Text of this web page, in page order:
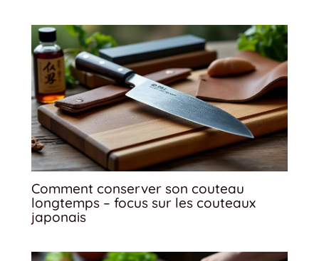
Comment conserver son couteau
longtemps – focus sur les couteaux
japonais